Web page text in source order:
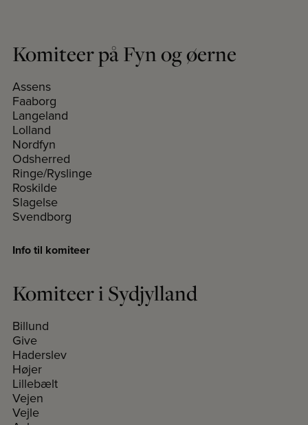
Komiteer på Fyn og øerne
Assens
Faaborg
Langeland
Lolland
Nordfyn
Odsherred
Ringe/Ryslinge
Roskilde
Slagelse
Svendborg
Info til komiteer
Komiteer i Sydjylland
Billund
Give
Haderslev
Højer
Lillebælt
Vejen
Vejle